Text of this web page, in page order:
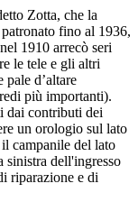
Zotta, che la
fino al 1936,
1910 arrecò seri
le tele e gli altri
d’altare
più importanti).
dai contributi dei
un orologio sul lato
campanile del lato
sinistra dell'ingresso
riparazione e di